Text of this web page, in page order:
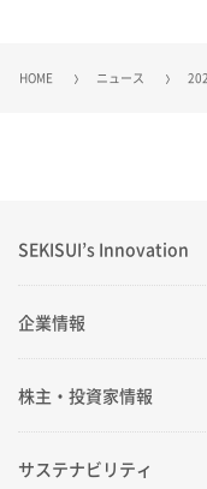
HOME ニュース
SEKISUI’s Innovation
SEKISUI’s Innovation
企業情報
企業情報
ご挨拶
株主・投資家情報
株主・投資家情報
サステナビリティ